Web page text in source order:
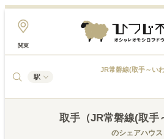
関東
駅
JR常磐線(取手～い
取手（JR常磐線(取手
のシェアハウス